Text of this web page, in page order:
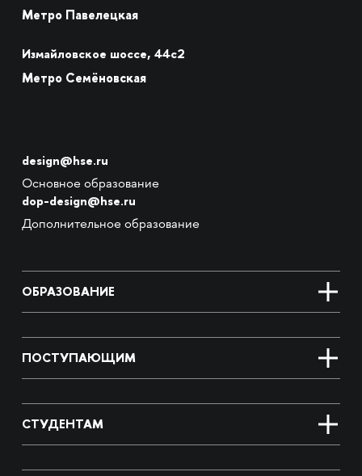
Метро Павелецкая
Измайловское шоссе, 44с2
Метро Семёновская
design@hse.ru
Основное образование
dop-design@hse.ru
Дополнительное образование
ОБРАЗОВАНИЕ
ПОСТУПАЮЩИМ
СТУДЕНТАМ